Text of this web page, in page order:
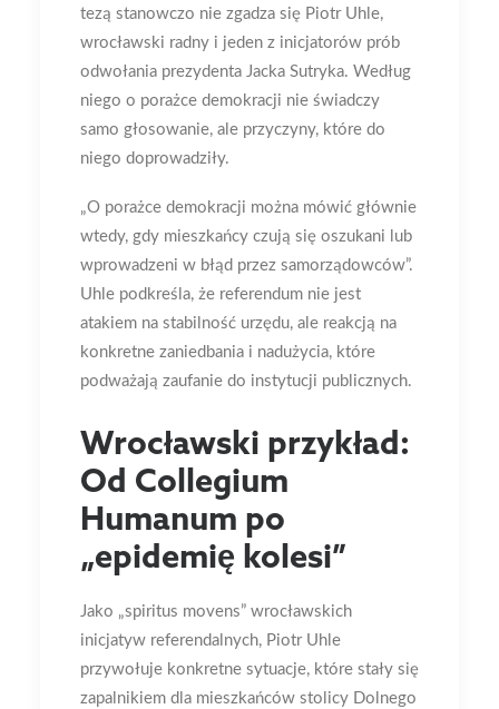
tezą stanowczo nie zgadza się Piotr Uhle,
wrocławski radny i jeden z inicjatorów prób
odwołania prezydenta Jacka Sutryka. Według
niego o porażce demokracji nie świadczy
samo głosowanie, ale przyczyny, które do
niego doprowadziły.
„O porażce demokracji można mówić głównie
wtedy, gdy mieszkańcy czują się oszukani lub
wprowadzeni w błąd przez samorządowców”.
Uhle podkreśla, że referendum nie jest
atakiem na stabilność urzędu, ale reakcją na
konkretne zaniedbania i nadużycia, które
podważają zaufanie do instytucji publicznych.
Wrocławski przykład:
Od Collegium
Humanum po
„epidemię kolesi”
Jako „spiritus movens” wrocławskich
inicjatyw referendalnych, Piotr Uhle
przywołuje konkretne sytuacje, które stały się
zapalnikiem dla mieszkańców stolicy Dolnego